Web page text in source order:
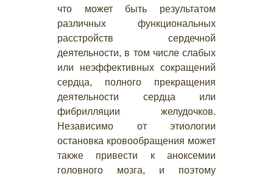
что может быть результатом
различных функциональных
расстройств сердечной
деятельности, в том числе слабых
или неэффективных сокращений
сердца, полного прекращения
деятельности сердца или
фибрилляции желудочков.
Независимо от этиологии
остановка кровообращения может
также привести к аноксемии
головного мозга, и поэтому